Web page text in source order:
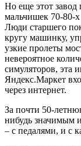
Но еще этот завод
мальчишек 70-80-
Люди старшего
кругу машинку,
узкие пролеты
невероятное
симуляторов, эта
Яндекс.Маркет
через интернет.
За почти 50-
нибудь значимым
– с педалями, и с